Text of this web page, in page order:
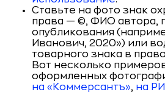
Ставьте на фото знак
права — ©, ФИО автора,
опубликования
Иванович, 2020») или
товарного знака в
Вот несколько
оформленных
на «Коммерсантъ», на